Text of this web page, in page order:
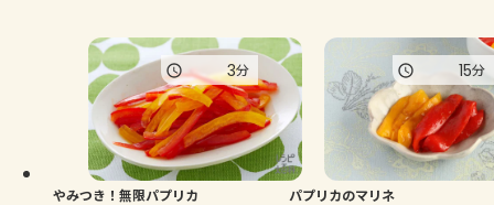
やみつき！無限パプリカ
3分
パプリカのマリネ
15分